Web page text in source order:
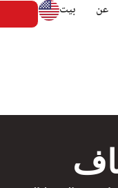
عن بیت